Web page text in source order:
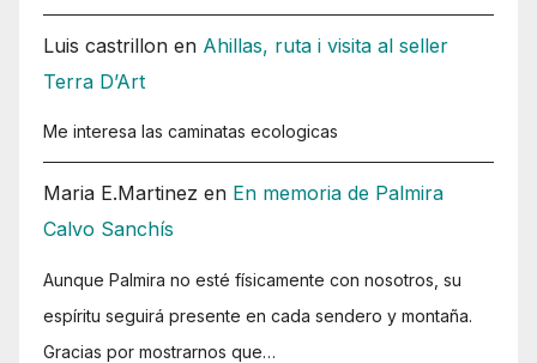
Luis castrillon en Ahillas, ruta i visita al seller
Terra D’Art
Me interesa las caminatas ecologicas
Maria E.Martinez en En memoria de Palmira
Calvo Sanchís
Aunque Palmira no esté físicamente con nosotros, su
espíritu seguirá presente en cada sendero y montaña.
Gracias por mostrarnos que…